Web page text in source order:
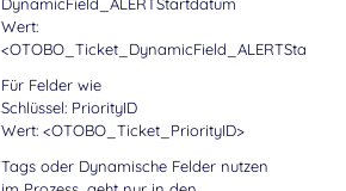
Wert:
Für Felder wie
Schlüssel: PriorityID
Wert: <OTOBO_Ticket_PriorityID>
Tags oder Dynamische Felder nutzen